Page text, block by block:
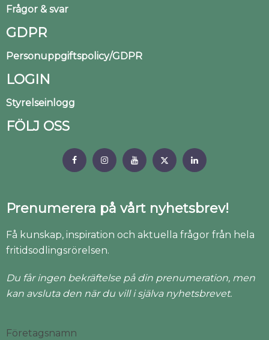
Frågor & svar
GDPR
Personuppgiftspolicy/GDPR
LOGIN
Styrelseinlogg
FÖLJ OSS
Prenumerera på vårt nyhetsbrev!
Få kunskap, inspiration och aktuella frågor från hela
fritidsodlingsrörelsen.
Du får ingen bekräftelse på din prenumeration, men
kan avsluta den när du vill i själva nyhetsbrevet.
Företagsnamn